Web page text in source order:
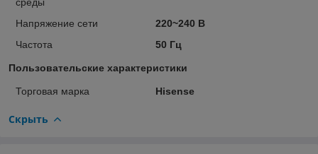
Напряжение сети
220~240 В
Частота
50 Гц
Пользовательские характеристики
Торговая марка Hisense
Скрыть